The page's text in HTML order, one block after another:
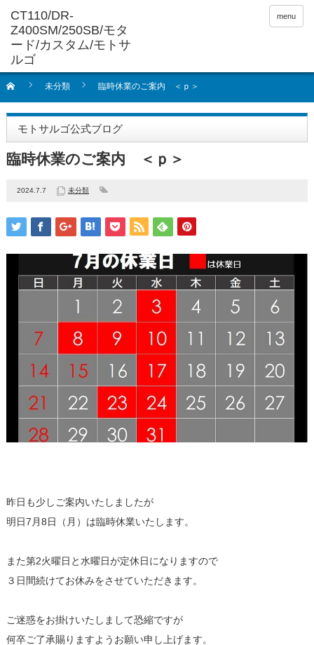
menu
未分類 臨時休業のご案内 ＜ｐ＞
モトサルゴ公式ブログ
臨時休業のご案内 ＜ｐ＞
2024.7.7 未分類
昨日も少しご案内いたしましたが
明日7月8日（月）は臨時休業いたします。
また第2火曜日と水曜日が定休日になりますので
３日間続けてお休みをさせていただきます。
ご迷惑をお掛けいたしまして恐縮ですが
何卒ご了承賜りますようお願い申し上げます。